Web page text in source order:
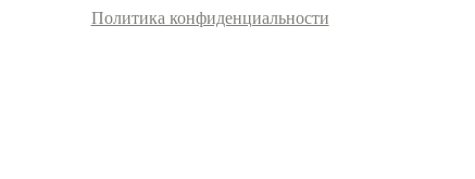
Политика конфиденциальности